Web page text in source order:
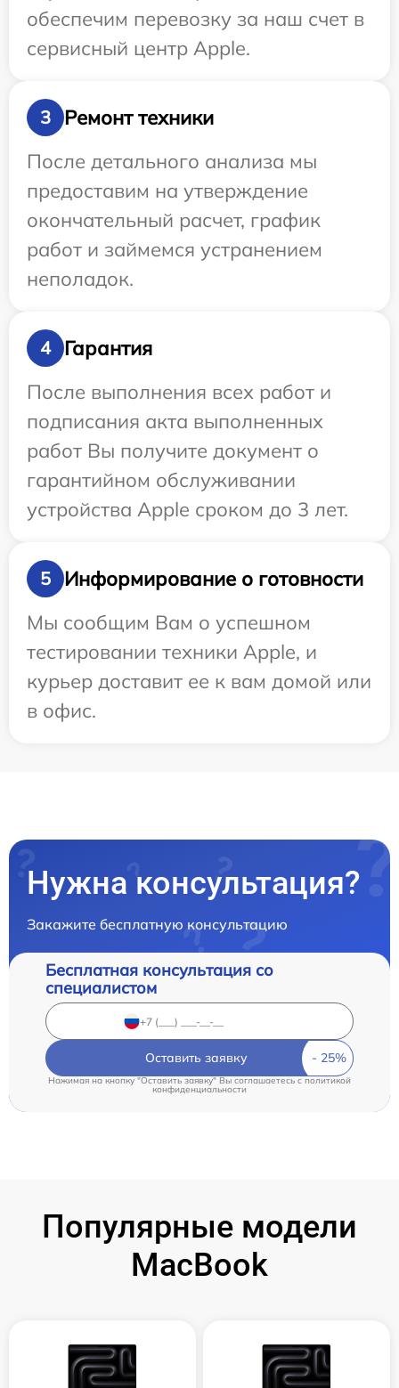
обеспечим перевозку за наш счет в
сервисный центр Apple.
3
Ремонт техники
После детального анализа мы
предоставим на утверждение
окончательный расчет, график
работ и займемся устранением
неполадок.
4
Гарантия
После выполнения всех работ и
подписания акта выполненных
работ Вы получите документ о
гарантийном обслуживании
устройства Apple сроком до 3 лет.
5
Информирование о готовности
Мы сообщим Вам о успешном
тестировании техники Apple, и
курьер доставит ее к вам домой или
в офис.
Нужна консультация?
Закажите бесплатную консультацию
Бесплатная консультация со
специалистом
Оставить заявку
Нажимая на кнопку "Оставить заявку" Вы соглашаетесь c политикой
конфиденциальности
Популярные модели
MacBook